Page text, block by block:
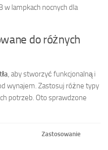
w lampkach nocnych dla
do różnych
, aby stworzyć funkcjonalną i
wynajem. Zastosuj różne typy
potrzeb. Oto sprawdzone
Zastosowanie